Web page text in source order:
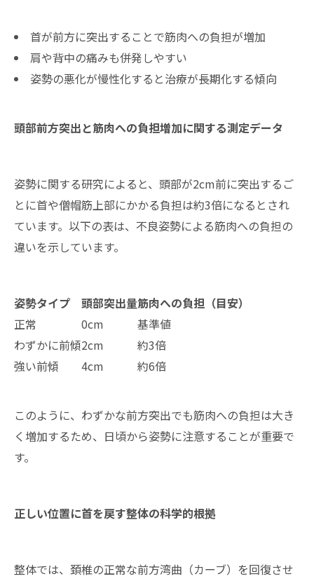
首が前方に突出することで筋肉への負担が増加
肩や背中の痛みも併発しやすい
姿勢の悪化が慢性化すると治療が長期化する傾向
頭部前方突出と筋肉への負担増加に関する測定データ
姿勢に関する研究によると、頭部が2cm前に突出するご
とに首や僧帽筋上部にかかる負担は約3倍になるとされ
ています。以下の表は、不良姿勢による筋肉への負担の
違いを示しています。
姿勢タイプ 頭部突出量筋肉への負担（目安）
正常
0cm
基準値
わずかに前傾2cm
約3倍
強い前傾
4cm 約6倍
このように、わずかな前方突出でも筋肉への負担は大き
く増加するため、日頃から姿勢に注意することが重要で
す。
正しい位置に首を戻す整体の科学的根拠
整体では、頚椎の正常な前方湾曲（カーブ）を回復させ